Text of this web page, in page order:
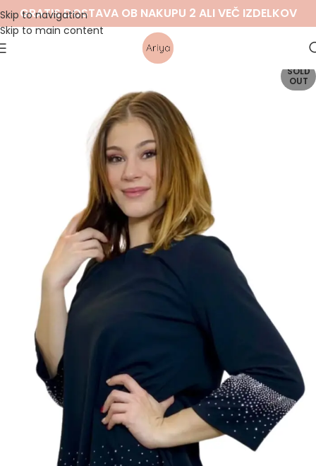
Skip to navigation
Skip to main content
GRATIS DOSTAVA OB NAKUPU 2 ALI VEČ IZDELKOV
SOLD
OUT